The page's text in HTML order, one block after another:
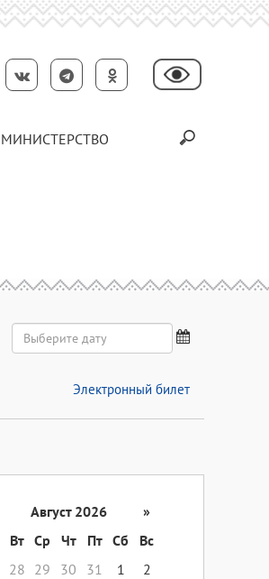
МИНИСТЕРСТВО
Электронный билет
Август 2026
»
Вт Ср Чт Пт Сб
Вс
28 29 30 31 1
2